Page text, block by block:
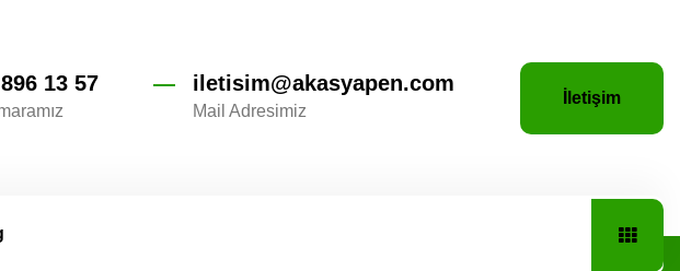
13 57 iletisim@akasyapen.com
Mail Adresimiz
İletişim